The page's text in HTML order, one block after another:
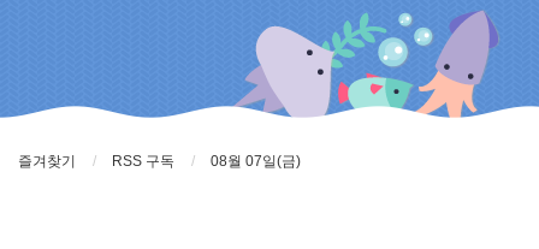
즐겨찾기 RSS 구독 08월 07일(금)